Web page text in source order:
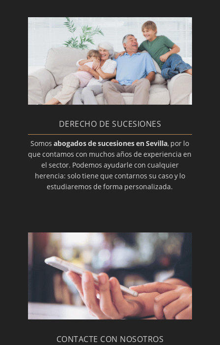
DERECHO DE SUCESIONES
Somosabogados de sucesiones en Sevilla, por lo
que contamos con muchos años de experiencia en
el sector. Podemos ayudarle con cualquier
herencia: solo tiene que contarnos su caso y lo
estudiaremos de forma personalizada.
CONTACTE CON NOSOTROS